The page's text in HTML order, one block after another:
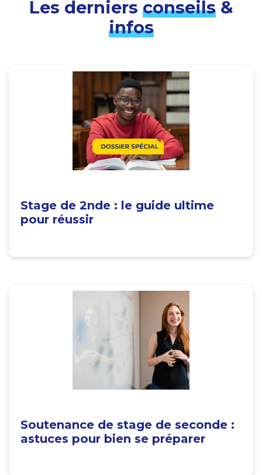
Les derniers conseils&
infos
Stage de 2nde : le guide ultime
pour réussir
Soutenance de stage de seconde :
astuces pour bien se préparer